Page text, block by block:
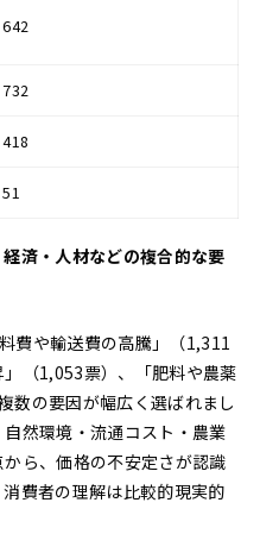
642
732
418
51
済・人材などの複合的な要
費や輸送費の高騰」（1,311
（1,053票）、「肥料や農薬
数の要因が幅広く選ばれまし
然環境・流通コスト・農業
ら、価格の不安定さが認識
費者の理解は比較的現実的